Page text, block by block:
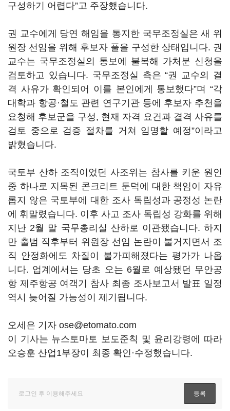
구성하기 어렵다”고 주장했습니다.
권 교수에게 당연 해임을 통지한 국무조정실은 새 위
원장 선임을 위해 후보자 풀을 구성한 상태입니다. 권
교수는 국무조정실의 통보에 불복해 가처분 신청을
검토하고 있습니다. 국무조정실 측은 “권 교수의 결
격 사유가 확인되어 이를 본인에게 통보했다”며 “각
대학과 항공·철도 관련 연구기관 등에 후보자 추천을
요청해 후보군을 구성, 현재 자격 요건과 결격 사유를
검토 중으로 검증 절차를 거쳐 임명할 예정”이라고
밝혔습니다.
국토부 산하 조직이었던 사조위는 참사를 키운 원인
중 하나로 지목된 콘크리트 둔덕에 대한 책임이 자유
롭지 않은 국토부에 대한 조사 독립성과 공정성 논란
에 휘말렸습니다. 이후 사고 조사 독립성 강화를 위해
지난 2월 말 국무총리실 산하로 이관됐습니다. 하지
만 출범 직후부터 위원장 선임 논란이 불거지면서 조
직 안정화에도 차질이 불가피해졌다는 평가가 나옵
니다. 업계에서는 당초 오는 6월로 예상됐던 무안공
항 제주항공 여객기 참사 최종 조사보고서 발표 일정
역시 늦어질 가능성이 제기됩니다.
오세은 기자 ose@etomato.com
이 기사는 뉴스토마토 보도준칙 및 윤리강령에 따라
오승훈 산업1부장이 최종 확인·수정했습니다.